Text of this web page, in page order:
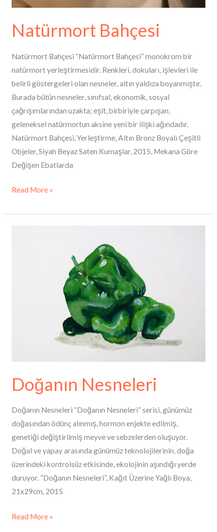
Natürmort Bahçesi
Natürmort Bahçesi “Natürmort Bahçesi” monokrom bir
natürmort yerleştirmesidir. Renkleri, dokuları, işlevleri ile
belirli göstergeleri olan nesneler, altın yaldıza boyanmıştır.
Burada bütün nesneler, sınıfsal, ekonomik, sosyal
çağrışımlarından uzakta; eşit, birbiriyle çarpışan,
geleneksel natürmortun aksine yeni bir ilişki ağındadır.
Natürmort Bahçesi, Yerleştirme, Altın Bronz Boyalı Çeşitli
Objeler, Siyah Beyaz Saten Kumaşlar, 2015, Mekana Göre
Değişen Ebatlarda
Read More »
Doğanın Nesneleri
Doğanın Nesneleri “Doğanın Nesneleri” serisi, günümüz
doğasından ödünç alınmış, hormon enjekte edilmiş,
genetiği değiştirilmiş meyve ve sebzelerden oluşuyor.
Doğal ve yapay arasında günümüz teknolojilerinin, doğa
üzerindeki kontrolsüz etkisinde, ekolojinin aşındığı yerde
duruyor. “Doğanın Nesneleri”, Kağıt Üzerine Yağlı Boya,
21x29cm, 2015
Read More »